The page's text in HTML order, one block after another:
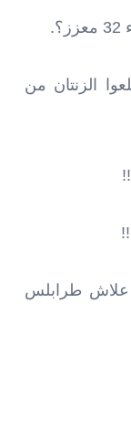
الزنتان من
طرابلس